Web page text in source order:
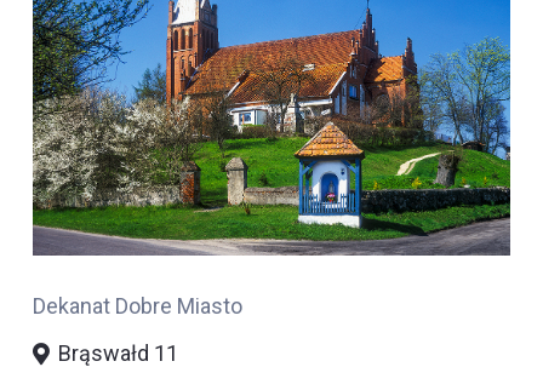
Dekanat Dobre Miasto
Brąswałd 11